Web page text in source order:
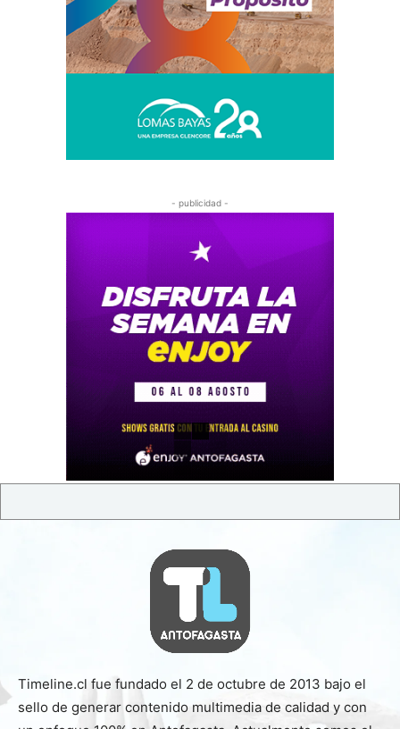
- publicidad -
Timeline.cl fue fundado el 2 de octubre de 2013 bajo el
sello de generar contenido multimedia de calidad y con